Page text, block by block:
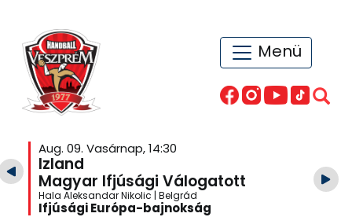
Menü
Aug. 09. Vasárnap, 14:30
Izland
Magyar Ifjúsági Válogatott
Hala Aleksandar Nikolic | Belgrád
Ifjúsági Európa-bajnokság